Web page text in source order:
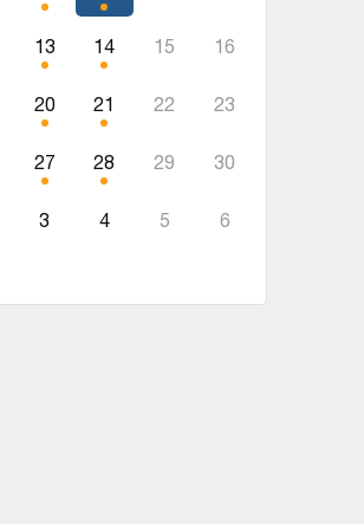
13 14 15 16
20 21 22 23
27 28 29 30
3 4 5 6